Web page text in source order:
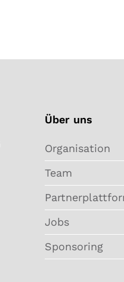
Über uns
Organisation
Team
Jobs
Sponsoring